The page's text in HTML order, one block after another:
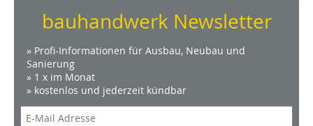
bauhandwerk Newsletter
» Profi-Informationen für Ausbau, Neubau und
Sanierung
» 1 x im Monat
» kostenlos und jederzeit kündbar